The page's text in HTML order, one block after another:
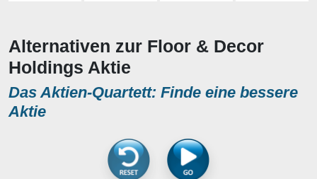
Alternativen zur Floor & Decor
Holdings Aktie
Das Aktien-Quartett: Finde eine bessere
Aktie